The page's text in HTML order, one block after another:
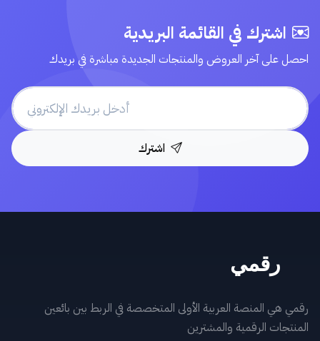
اشترك في القائمة البريدية
احصل على آخر العروض والمنتجات الجديدة مباشرة في بريدك
اشترك
رقمي هي المنصة العربية الأولى المتخصصة في الربط بين بائعين
المنتجات الرقمية والمشترين